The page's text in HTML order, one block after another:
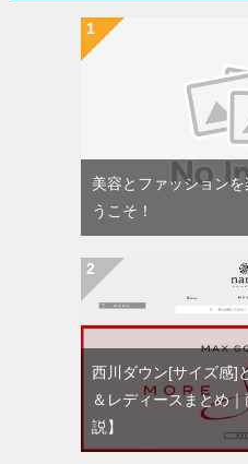
美容とファッション
うこそ！
西川ダウン[サイズ感]
＆レディースまとめ
説】